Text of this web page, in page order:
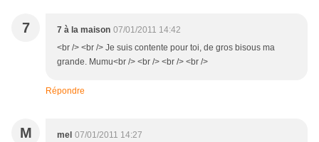
7 7 à la maison 07/01/2011 14:42
<br /> <br /> Je suis contente pour toi, de gros bisous ma
grande. Mumu<br /> <br /> <br /> <br />
Répondre
M mel 07/01/2011 14:27